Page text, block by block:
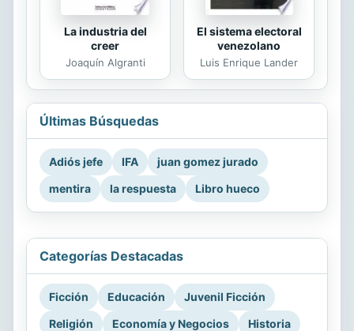
La industria del
creer
Joaquín Algranti
El sistema electoral
venezolano
Luis Enrique Lander
Últimas Búsquedas
Adiós jefe IFA
juan gomez jurado
mentira
la respuesta Libro hueco
Categorías Destacadas
Ficción Educación
Juvenil Ficción
Religión
Economía y Negocios Historia